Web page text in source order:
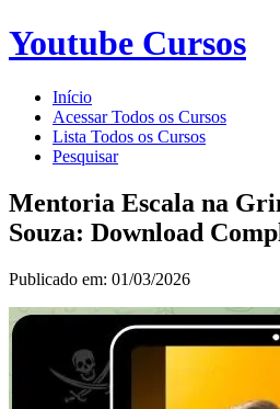
Youtube Cursos
Início
Acessar Todos os Cursos
Lista Todos os Cursos
Pesquisar
Mentoria Escala na
Souza: Download
Publicado em: 01/03/2026